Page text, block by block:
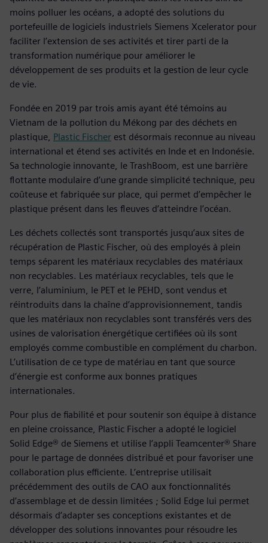
moins polluer les océans, a adopté des solutions du
portefeuille de logiciels industriels Siemens Xcelerator pour
faciliter l’extension de ses activités et tirer parti de la
transformation numérique pour améliorer le
développement de ses produits et la gestion de leur cycle
de vie.
Fondée en 2019 par trois amis ayant été témoins au
Vietnam de la pollution du Mékong par des déchets en
plastique, Plastic Fischer est désormais reconnue au niveau
international et étend ses activités en Inde et en Indonésie.
Sa technologie innovante, le TrashBoom, est une barrière
flottante modulaire d’une grande simplicité technique, peu
coûteuse et fabriquée sur place, qui permet d’empêcher le
plastique présent dans les fleuves d’atteindre l’océan.
Les déchets collectés sont transportés jusqu’aux sites de
récupération de Plastic Fischer, où des employés à plein
temps séparent les matériaux recyclables des matériaux
non recyclables. Les matériaux recyclables, tels que le
verre, l’aluminium, le PET et le PEHD, sont vendus et
réintroduits dans la chaîne d’approvisionnement, tandis
que les matériaux non recyclables sont transférés vers des
usines de valorisation énergétique certifiées où ils sont
employés comme combustible en complément du charbon.
L’utilisation de ce type de matériau en tant que source
d’énergie est conforme aux bonnes pratiques
internationales.
Pour plus de fiabilité et pour soutenir son équipe à distance
en pleine croissance, Plastic Fischer a adopté le logiciel
Solid Edge® de Siemens et utilise l’appli Teamcenter® Share
pour le partage de données distribué et pour favoriser une
collaboration plus efficiente. L’entreprise utilisait
précédemment des outils de CAO aux fonctionnalités
d’assemblage et de dessin limitées ; Solid Edge lui permet
désormais d’adapter ses conceptions existantes et de
développer des solutions innovantes pour résoudre les